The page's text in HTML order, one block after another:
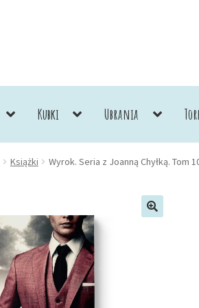
Kubki Ubrania
Książki Wyrok. Seria z Joanną Chyłką. Tom